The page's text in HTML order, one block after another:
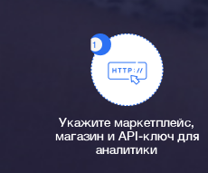
Укажите маркетплейс,
магазин и API-ключ для
аналитики